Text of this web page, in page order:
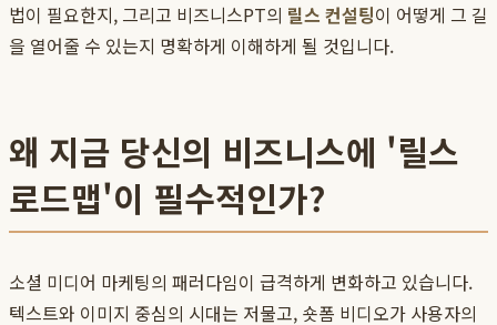
법이 필요한지, 그리고 비즈니스PT의 릴스 컨설팅이 어떻게 그 길
을 열어줄 수 있는지 명확하게 이해하게 될 것입니다.
왜 지금 당신의 비즈니스에 '릴스
로드맵'이 필수적인가?
소셜 미디어 마케팅의 패러다임이 급격하게 변화하고 있습니다.
텍스트와 이미지 중심의 시대는 저물고, 숏폼 비디오가 사용자의